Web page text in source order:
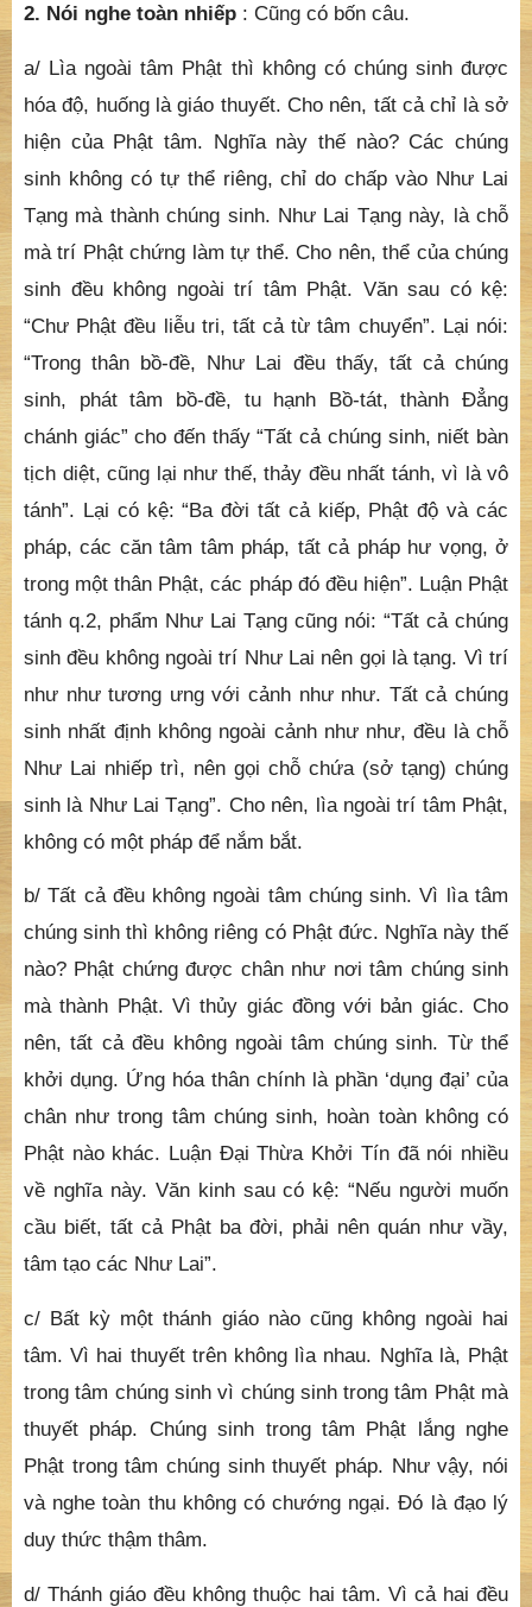
2. Nói nghe toàn nhiếp : Cũng có bốn câu.
a/ Lìa ngoài tâm Phật thì không có chúng sinh được
hóa độ, huống là giáo thuyết. Cho nên, tất cả chỉ là sở
hiện của Phật tâm. Nghĩa này thế nào? Các chúng
sinh không có tự thể riêng, chỉ do chấp vào Như Lai
Tạng mà thành chúng sinh. Như Lai Tạng này, là chỗ
mà trí Phật chứng làm tự thể. Cho nên, thể của chúng
sinh đều không ngoài trí tâm Phật. Văn sau có kệ:
“Chư Phật đều liễu tri, tất cả từ tâm chuyển”. Lại nói:
“Trong thân bồ-đề, Như Lai đều thấy, tất cả chúng
sinh, phát tâm bồ-đề, tu hạnh Bồ-tát, thành Đẳng
chánh giác” cho đến thấy “Tất cả chúng sinh, niết bàn
tịch diệt, cũng lại như thế, thảy đều nhất tánh, vì là vô
tánh”. Lại có kệ: “Ba đời tất cả kiếp, Phật độ và các
pháp, các căn tâm tâm pháp, tất cả pháp hư vọng, ở
trong một thân Phật, các pháp đó đều hiện”. Luận Phật
tánh q.2, phẩm Như Lai Tạng cũng nói: “Tất cả chúng
sinh đều không ngoài trí Như Lai nên gọi là tạng. Vì trí
như như tương ưng với cảnh như như. Tất cả chúng
sinh nhất định không ngoài cảnh như như, đều là chỗ
Như Lai nhiếp trì, nên gọi chỗ chứa (sở tạng) chúng
sinh là Như Lai Tạng”. Cho nên, lìa ngoài trí tâm Phật,
không có một pháp để nắm bắt.
b/ Tất cả đều không ngoài tâm chúng sinh. Vì lìa tâm
chúng sinh thì không riêng có Phật đức. Nghĩa này thế
nào? Phật chứng được chân như nơi tâm chúng sinh
mà thành Phật. Vì thủy giác đồng với bản giác. Cho
nên, tất cả đều không ngoài tâm chúng sinh. Từ thể
khởi dụng. Ứng hóa thân chính là phần ‘dụng đại’ của
chân như trong tâm chúng sinh, hoàn toàn không có
Phật nào khác. Luận Đại Thừa Khởi Tín đã nói nhiều
về nghĩa này. Văn kinh sau có kệ: “Nếu người muốn
cầu biết, tất cả Phật ba đời, phải nên quán như vầy,
tâm tạo các Như Lai”.
c/ Bất kỳ một thánh giáo nào cũng không ngoài hai
tâm. Vì hai thuyết trên không lìa nhau. Nghĩa là, Phật
trong tâm chúng sinh vì chúng sinh trong tâm Phật mà
thuyết pháp. Chúng sinh trong tâm Phật lắng nghe
Phật trong tâm chúng sinh thuyết pháp. Như vậy, nói
và nghe toàn thu không có chướng ngại. Đó là đạo lý
duy thức thậm thâm.
d/ Thánh giáo đều không thuộc hai tâm. Vì cả hai đều